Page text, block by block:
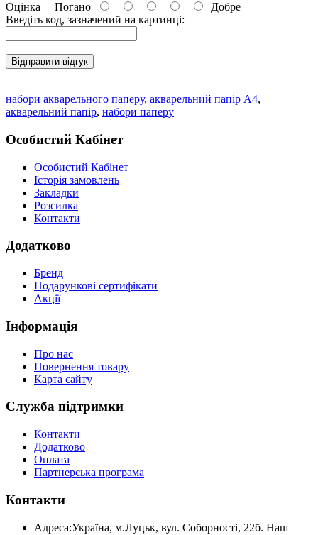
Оцінка Погано
Добре
Введіть код, зазначений на картинці:
Відправити відгук
набори акварельного паперу, акварельний папір А4,
акварельний папір, набори паперу
Особистий Кабінет
Особистий Кабінет
Історія замовлень
Закладки
Розсилка
Контакти
Додатково
Бренд
Подарункові сертифікати
Акції
Інформація
Про нас
Повернення товару
Карта сайту
Служба підтримки
Контакти
Додатково
Оплата
Партнерська програма
Контакти
Адреса:Україна, м.Луцьк, вул. Соборності, 22б. Наш